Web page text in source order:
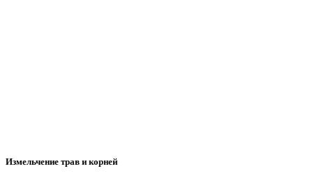
Измельчение трав и корней